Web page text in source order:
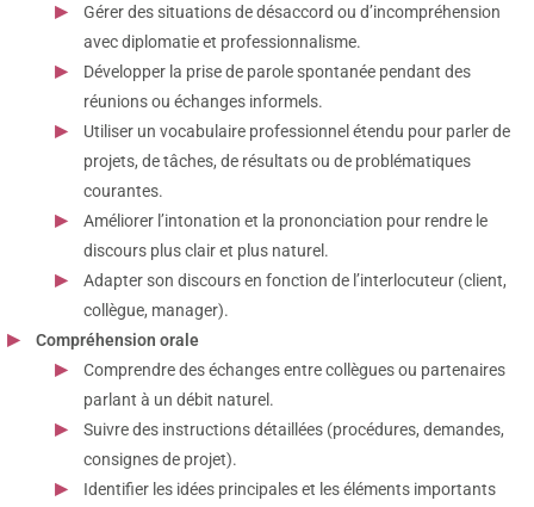
Gérer des situations de désaccord ou d’incompréhension
avec diplomatie et professionnalisme.
Développer la prise de parole spontanée pendant des
réunions ou échanges informels.
Utiliser un vocabulaire professionnel étendu pour parler de
projets, de tâches, de résultats ou de problématiques
courantes.
Améliorer l’intonation et la prononciation pour rendre le
discours plus clair et plus naturel.
Adapter son discours en fonction de l’interlocuteur (client,
collègue, manager).
Compréhension orale
Comprendre des échanges entre collègues ou partenaires
parlant à un débit naturel.
Suivre des instructions détaillées (procédures, demandes,
consignes de projet).
Identifier les idées principales et les éléments importants